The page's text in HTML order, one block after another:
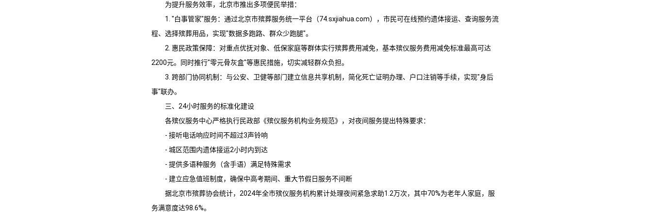
为提升服务效率，北京市推出多项便民举措：
1. "白事管家"服务：通过北京市殡葬服务统一平台（74.sxjiahua.com），市民可在线预约遗体接运、查询服务流
程、选择殡葬用品，实现"数据多跑路、群众少跑腿"。
2. 惠民政策保障：对重点优抚对象、低保家庭等群体实行殡葬费用减免，基本殡仪服务费用减免标准最高可达
2200元。同时推行"零元骨灰盒"等惠民措施，切实减轻群众负担。
3. 跨部门协同机制：与公安、卫健等部门建立信息共享机制，简化死亡证明办理、户口注销等手续，实现"身后
事"联办。
三、24小时服务的标准化建设
各殡仪服务中心严格执行民政部《殡仪服务机构业务规范》，对夜间服务提出特殊要求：
- 接听电话响应时间不超过3声铃响
- 城区范围内遗体接运2小时内到达
- 提供多语种服务（含手语）满足特殊需求
- 建立应急值班制度，确保中高考期间、重大节假日服务不间断
据北京市殡葬协会统计，2024年全市殡仪服务机构累计处理夜间紧急求助1.2万次，其中70%为老年人家庭，服
务满意度达98.6%。